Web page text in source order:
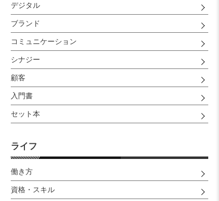
デジタル
ブランド
コミュニケーション
シナジー
顧客
入門書
セット本
ライフ
働き方
資格・スキル